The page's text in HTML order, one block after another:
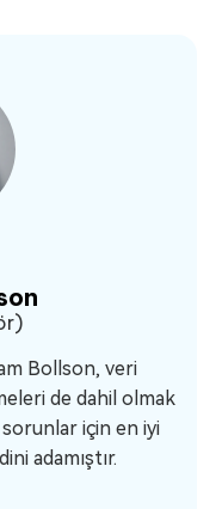
Bollson, veri
de dahil olmak
için en iyi
adamıştır.